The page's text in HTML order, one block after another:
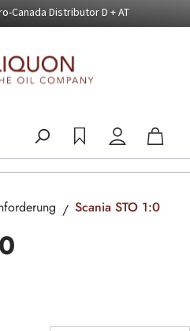
Canada Distributor D + AT
Scania STO 1:0